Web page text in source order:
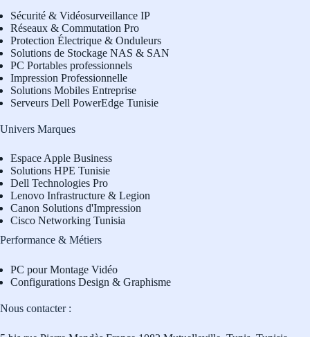
Sécurité & Vidéosurveillance IP
Réseaux & Commutation Pro
Protection Électrique & Onduleurs
Solutions de Stockage NAS & SAN
PC Portables professionnels
Impression Professionnelle
Solutions Mobiles Entreprise
Serveurs Dell PowerEdge Tunisie
Univers Marques
Espace Apple Business
Solutions HPE Tunisie
Dell Technologies Pro
Lenovo Infrastructure & Legion
Canon Solutions d'Impression
Cisco Networking Tunisia
Performance & Métiers
PC pour Montage Vidéo
Configurations Design & Graphisme
Nous contacter :